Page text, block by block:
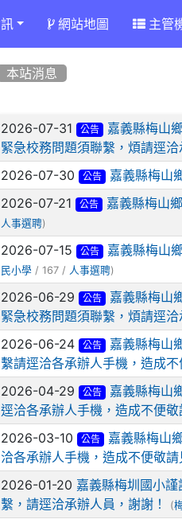
網站地圖 主管
本站消息
文章列表
2026-07-31 公告
嘉義縣梅山
緊急校務問題須聯繫，煩請逕
2026-07-30 公告 嘉義縣梅山
2026-07-21 公告 嘉義縣梅山
人事選聘)
2026-07-15 公告 嘉義縣梅山
民小學 / 167 / 人事選聘)
2026-06-29 公告
嘉義縣梅山
緊急校務問題須聯繫，煩請逕
2026-06-24 公告
嘉義縣梅山
繫請逕洽各承辦人手機，造成不
2026-04-29 公告
嘉義縣梅山
逕洽各承辦人手機，造成不便敬
2026-03-10 公告
嘉義縣梅山
洽各承辦人手機，造成不便敬請
2026-01-20 嘉義縣梅圳國小謹
繫，請逕洽承辦人員，謝謝！
(